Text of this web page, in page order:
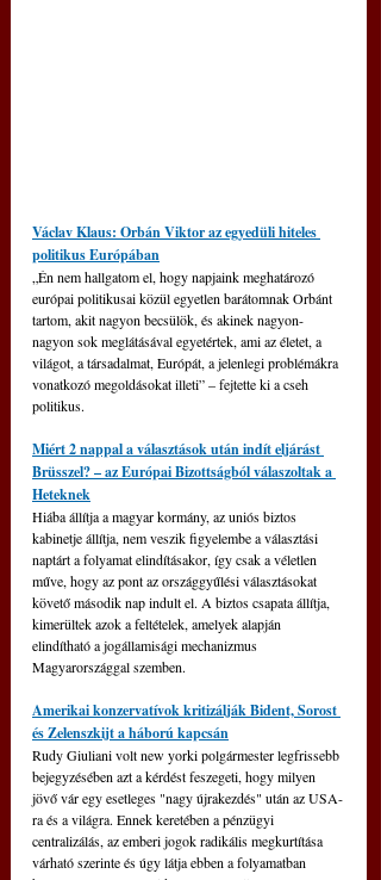
Václav Klaus: Orbán Viktor az egyedüli hiteles
politikus Európában
„Én nem hallgatom el, hogy napjaink meghatározó
európai politikusai közül egyetlen barátomnak Orbánt
tartom, akit nagyon becsülök, és akinek nagyon-
nagyon sok meglátásával egyetértek, ami az életet, a
világot, a társadalmat, Európát, a jelenlegi problémákra
vonatkozó megoldásokat illeti” – fejtette ki a cseh
politikus.
Miért 2 nappal a választások után indít eljárást
Brüsszel? – az Európai Bizottságból válaszoltak a
Heteknek
Hiába állítja a magyar kormány, az uniós biztos
kabinetje állítja, nem veszik figyelembe a választási
naptárt a folyamat elindításakor, így csak a véletlen
műve, hogy az pont az országgyűlési választásokat
követő második nap indult el. A biztos csapata állítja,
kimerültek azok a feltételek, amelyek alapján
elindítható a jogállamisági mechanizmus
Magyarországgal szemben.
Amerikai konzervatívok kritizálják Bident, Sorost
és Zelenszkijt a háború kapcsán
Rudy Giuliani volt new yorki polgármester legfrissebb
bejegyzésében azt a kérdést feszegeti, hogy milyen
jövő vár egy esetleges "nagy újrakezdés" után az USA-
ra és a világra. Ennek keretében a pénzügyi
centralizálás, az emberi jogok radikális megkurtítása
várható szerinte és úgy látja ebben a folyamatban